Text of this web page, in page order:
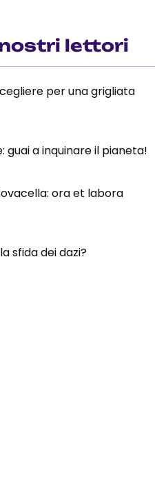
lettori
per una grigliata
guai a inquinare il pianeta!
ora et labora
sfida dei dazi?